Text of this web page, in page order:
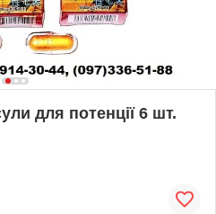
для потенції 6 шт.